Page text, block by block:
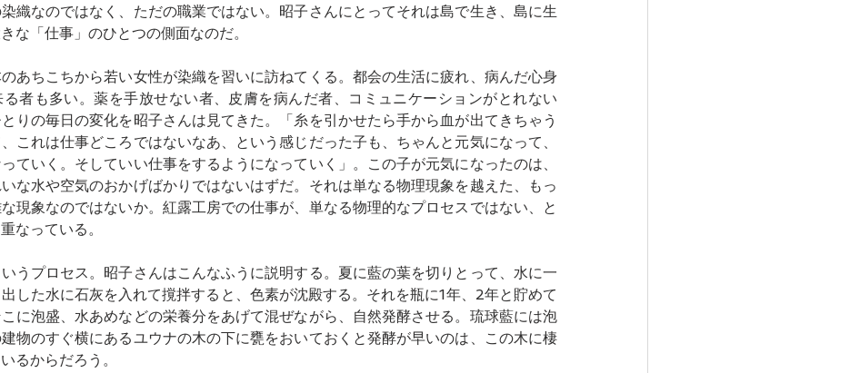
織なのではなく、ただの職業ではない。昭子さんにとってそれは島で生き、島に生
な「仕事」のひとつの側面なのだ。
あちこちから若い女性が染織を習いに訪ねてくる。都会の生活に疲れ、病んだ心身
者も多い。薬を手放せない者、皮膚を病んだ者、コミュニケーションがとれない
りの毎日の変化を昭子さんは見てきた。「糸を引かせたら手から血が出てきちゃう
これは仕事どころではないなあ、という感じだった子も、ちゃんと元気になって、
ていく。そしていい仕事をするようになっていく」。この子が元気になったのは、
な水や空気のおかげばかりではないはずだ。それは単なる物理現象を越えた、もっ
現象なのではないか。紅露工房での仕事が、単なる物理的なプロセスではない、と
なっている。
うプロセス。昭子さんはこんなふうに説明する。夏に藍の葉を切りとって、水に一
した水に石灰を入れて撹拌すると、色素が沈殿する。それを瓶に1年、2年と貯めて
に泡盛、水あめなどの栄養分をあげて混ぜながら、自然発酵させる。琉球藍には泡
物のすぐ横にあるユウナの木の下に甕をおいておくと発酵が早いのは、この木に棲
るからだろう。